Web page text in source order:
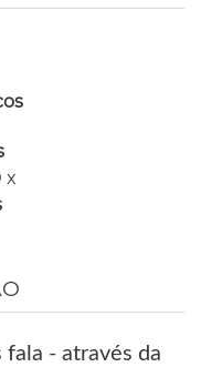
x
fala - através da